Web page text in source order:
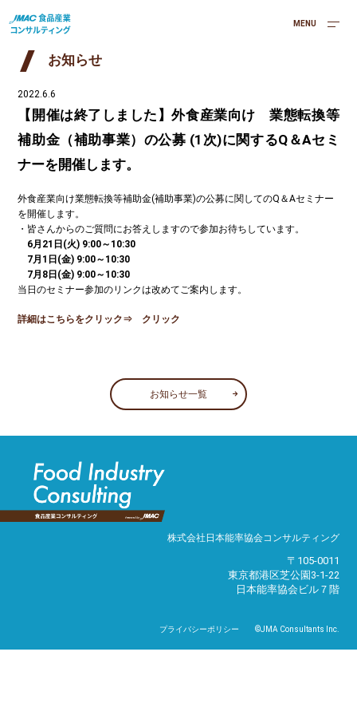
MENU
お知らせ
2022.6.6
【開催は終了しました】外食産業向け 業態転換等
補助金（補助事業）の公募 (1次)に関するQ＆Aセミ
ナーを開催します。
外食産業向け業態転換等補助金(補助事業)の公募に関してのQ＆Aセミナー
を開催します。
・皆さんからのご質問にお答えしますので参加お待ちしています。
6月21日(火) 9:00～10:30
7月1日(金) 9:00～10:30
7月8日(金) 9:00～10:30
当日のセミナー参加のリンクは改めてご案内します。
詳細はこちらをクリック⇒ クリック
お知らせ一覧
株式会社日本能率協会コンサルティング
〒105-0011
東京都港区芝公園3-1-22
日本能率協会ビル７階
プライバシーポリシー ©JMA Consultants Inc.